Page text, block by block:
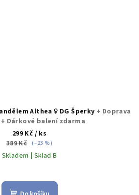
Althea ♀️ DG Šperky + Doprava
Dárkové balení zdarma
299 Kč / ks
389 Kč (–23 %)
Skladem | Sklad B